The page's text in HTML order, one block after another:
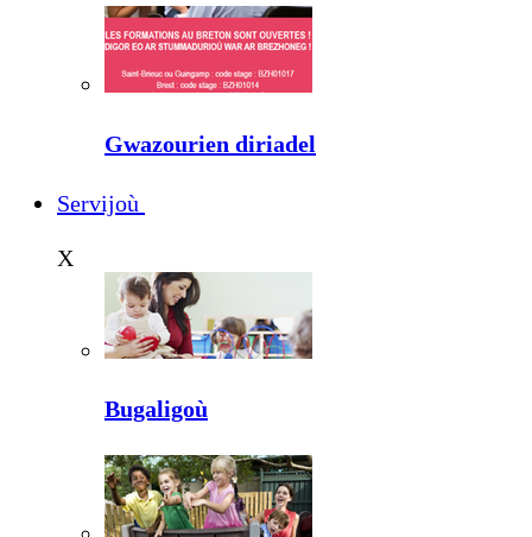
Gwazourien diriadel
Servijoù
X
Bugaligoù